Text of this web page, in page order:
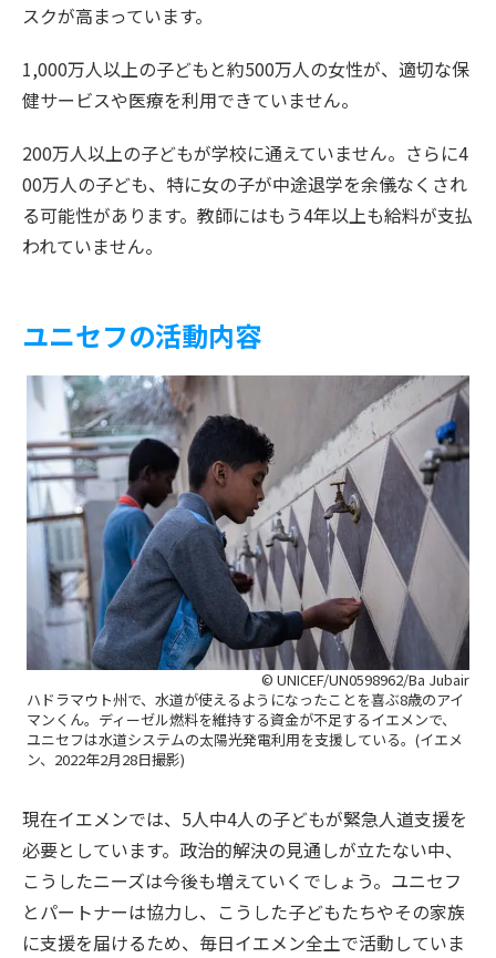
スクが高まっています。
1,000万人以上の子どもと約500万人の女性が、適切な保
健サービスや医療を利用できていません。
200万人以上の子どもが学校に通えていません。さらに4
00万人の子ども、特に女の子が中途退学を余儀なくされ
る可能性があります。教師にはもう4年以上も給料が支払
われていません。
ユニセフの活動内容
© UNICEF/UN0598962/Ba Jubair
ハドラマウト州で、水道が使えるようになったことを喜ぶ8歳のアイ
マンくん。ディーゼル燃料を維持する資金が不足するイエメンで、
ユニセフは水道システムの太陽光発電利用を支援している。(イエメ
ン、2022年2月28日撮影)
現在イエメンでは、5人中4人の子どもが緊急人道支援を
必要としています。政治的解決の見通しが立たない中、
こうしたニーズは今後も増えていくでしょう。ユニセフ
とパートナーは協力し、こうした子どもたちやその家族
に支援を届けるため、毎日イエメン全土で活動していま